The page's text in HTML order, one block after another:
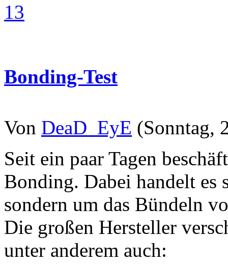
13
Bonding-Test
Von DeaD_EyE (Sonntag,
Seit ein paar Tagen
Bonding. Dabei handelt es
sondern um das Bündeln
Die großen Hersteller
unter anderem auch: